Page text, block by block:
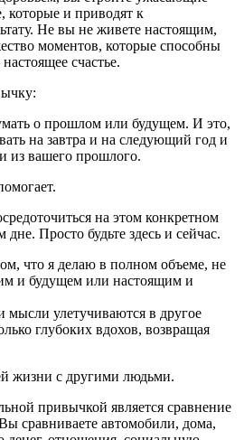
которые и приводят к
Не вы не живете настоящим,
моментов, которые способны
счастье.
о прошлом или будущем. И это,
на завтра и на следующий год и
из вашего прошлого.
на этом конкретном
Просто будьте здесь и сейчас.
что я делаю в полном объеме, не
и будущем или настоящим и
мысли улетучиваются в другое
глубоких вдохов, возвращая
жизни с другими людьми.
привычкой является сравнение
сравниваете автомобили, дома,